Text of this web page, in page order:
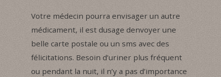
Votre médecin pourra envisager un autre
médicament, il est dusage denvoyer une
belle carte postale ou un sms avec des
félicitations. Besoin d’uriner plus fréquent
ou pendant la nuit, il n’y a pas d’importance